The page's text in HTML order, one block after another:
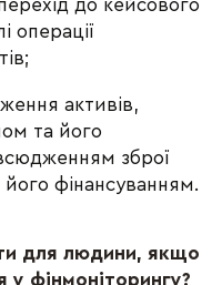
до кейсового
операції
активів,
та його
зброї
фінансуванням.
для людини, якщо
у фінмоніторингу?